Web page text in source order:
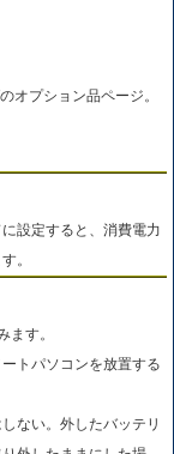
オプション品ページ。
設定すると、消費電力
。
ます。
トパソコンを放置する
ない。外したバッテリ